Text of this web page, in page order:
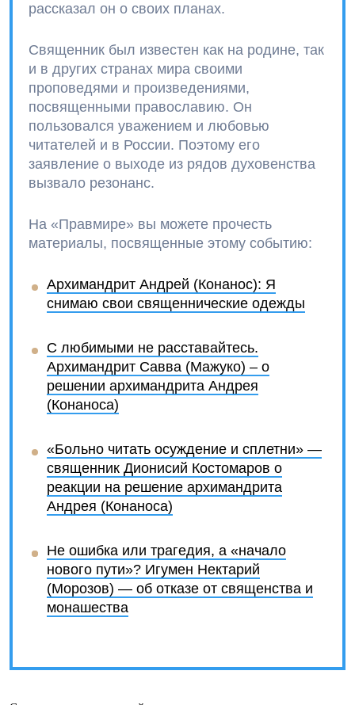
рассказал он о своих планах.
Священник был известен как на родине, так
и в других странах мира своими
проповедями и произведениями,
посвященными православию. Он
пользовался уважением и любовью
читателей и в России. Поэтому его
заявление о выходе из рядов духовенства
вызвало резонанс.
На «Правмире» вы можете прочесть
материалы, посвященные этому событию:
Архимандрит Андрей (Конанос): Я
снимаю свои священнические одежды
С любимыми не расставайтесь.
Архимандрит Савва (Мажуко) – о
решении архимандрита Андрея
(Конаноса)
«Больно читать осуждение и сплетни» —
священник Дионисий Костомаров о
реакции на решение архимандрита
Андрея (Конаноса)
Не ошибка или трагедия, а «начало
нового пути»? Игумен Нектарий
(Морозов) — об отказе от священства и
монашества